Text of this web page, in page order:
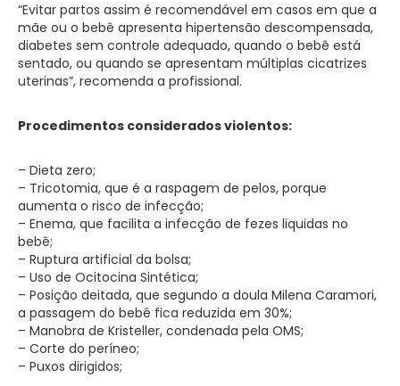
“Evitar partos assim é recomendável em casos em que a
mãe ou o bebê apresenta hipertensão descompensada,
diabetes sem controle adequado, quando o bebê está
sentado, ou quando se apresentam múltiplas cicatrizes
uterinas”, recomenda a profissional.
Procedimentos considerados violentos:
– Dieta zero;
– Tricotomia, que é a raspagem de pelos, porque
aumenta o risco de infecção;
– Enema, que facilita a infecção de fezes liquidas no
bebê;
– Ruptura artificial da bolsa;
– Uso de Ocitocina Sintética;
– Posição deitada, que segundo a doula Milena Caramori,
a passagem do bebê fica reduzida em 30%;
– Manobra de Kristeller, condenada pela OMS;
– Corte do períneo;
– Puxos dirigidos;